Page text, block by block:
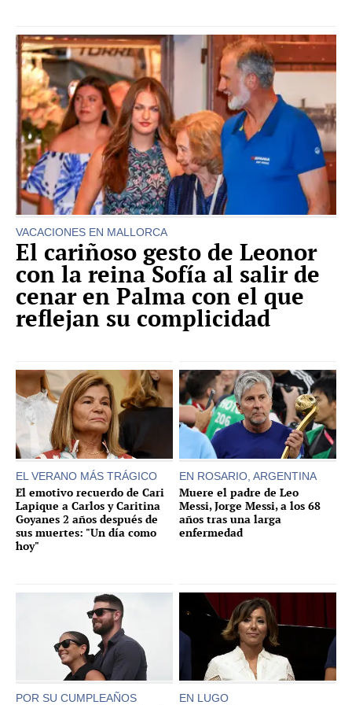
VACACIONES EN MALLORCA
El cariñoso gesto de Leonor
con la reina Sofía al salir de
cenar en Palma con el que
reflejan su complicidad
EL VERANO MÁS TRÁGICO
El emotivo recuerdo de Cari
Lapique a Carlos y Caritina
Goyanes 2 años después de
sus muertes: "Un día como
hoy"
EN ROSARIO, ARGENTINA
Muere el padre de Leo
Messi, Jorge Messi, a los 68
años tras una larga
enfermedad
POR SU CUMPLEAÑOS EN LUGO